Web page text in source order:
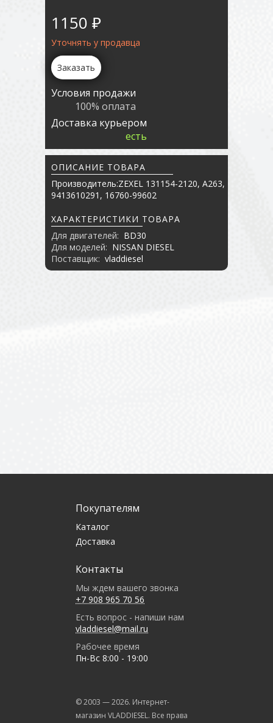
1150 ₽
Уточнять у продавца
Заказать
Условия продажи
100% оплата
Доставка курьером
есть
ОПИСАНИЕ ТОВАРА
Производитель:ZEXEL 131154-2120, A263,
9413610291, 16760-99602
ХАРАКТЕРИСТИКИ ТОВАРА
Для двигателей: BD30
Для моделей: NISSAN DIESEL
Поставщик: vladdiesel
Покупателям
Каталог
Доставка
Контакты
Мы ждем вашего звонка
+7 908 965 70 56
Есть вопрос - напиши нам
vladdiesel@mail.ru
Рабочее время
Пн-Вс 8:00 - 19:00
© 2003 —2026. Интернет-
магазин VLADDIESEL. Все права